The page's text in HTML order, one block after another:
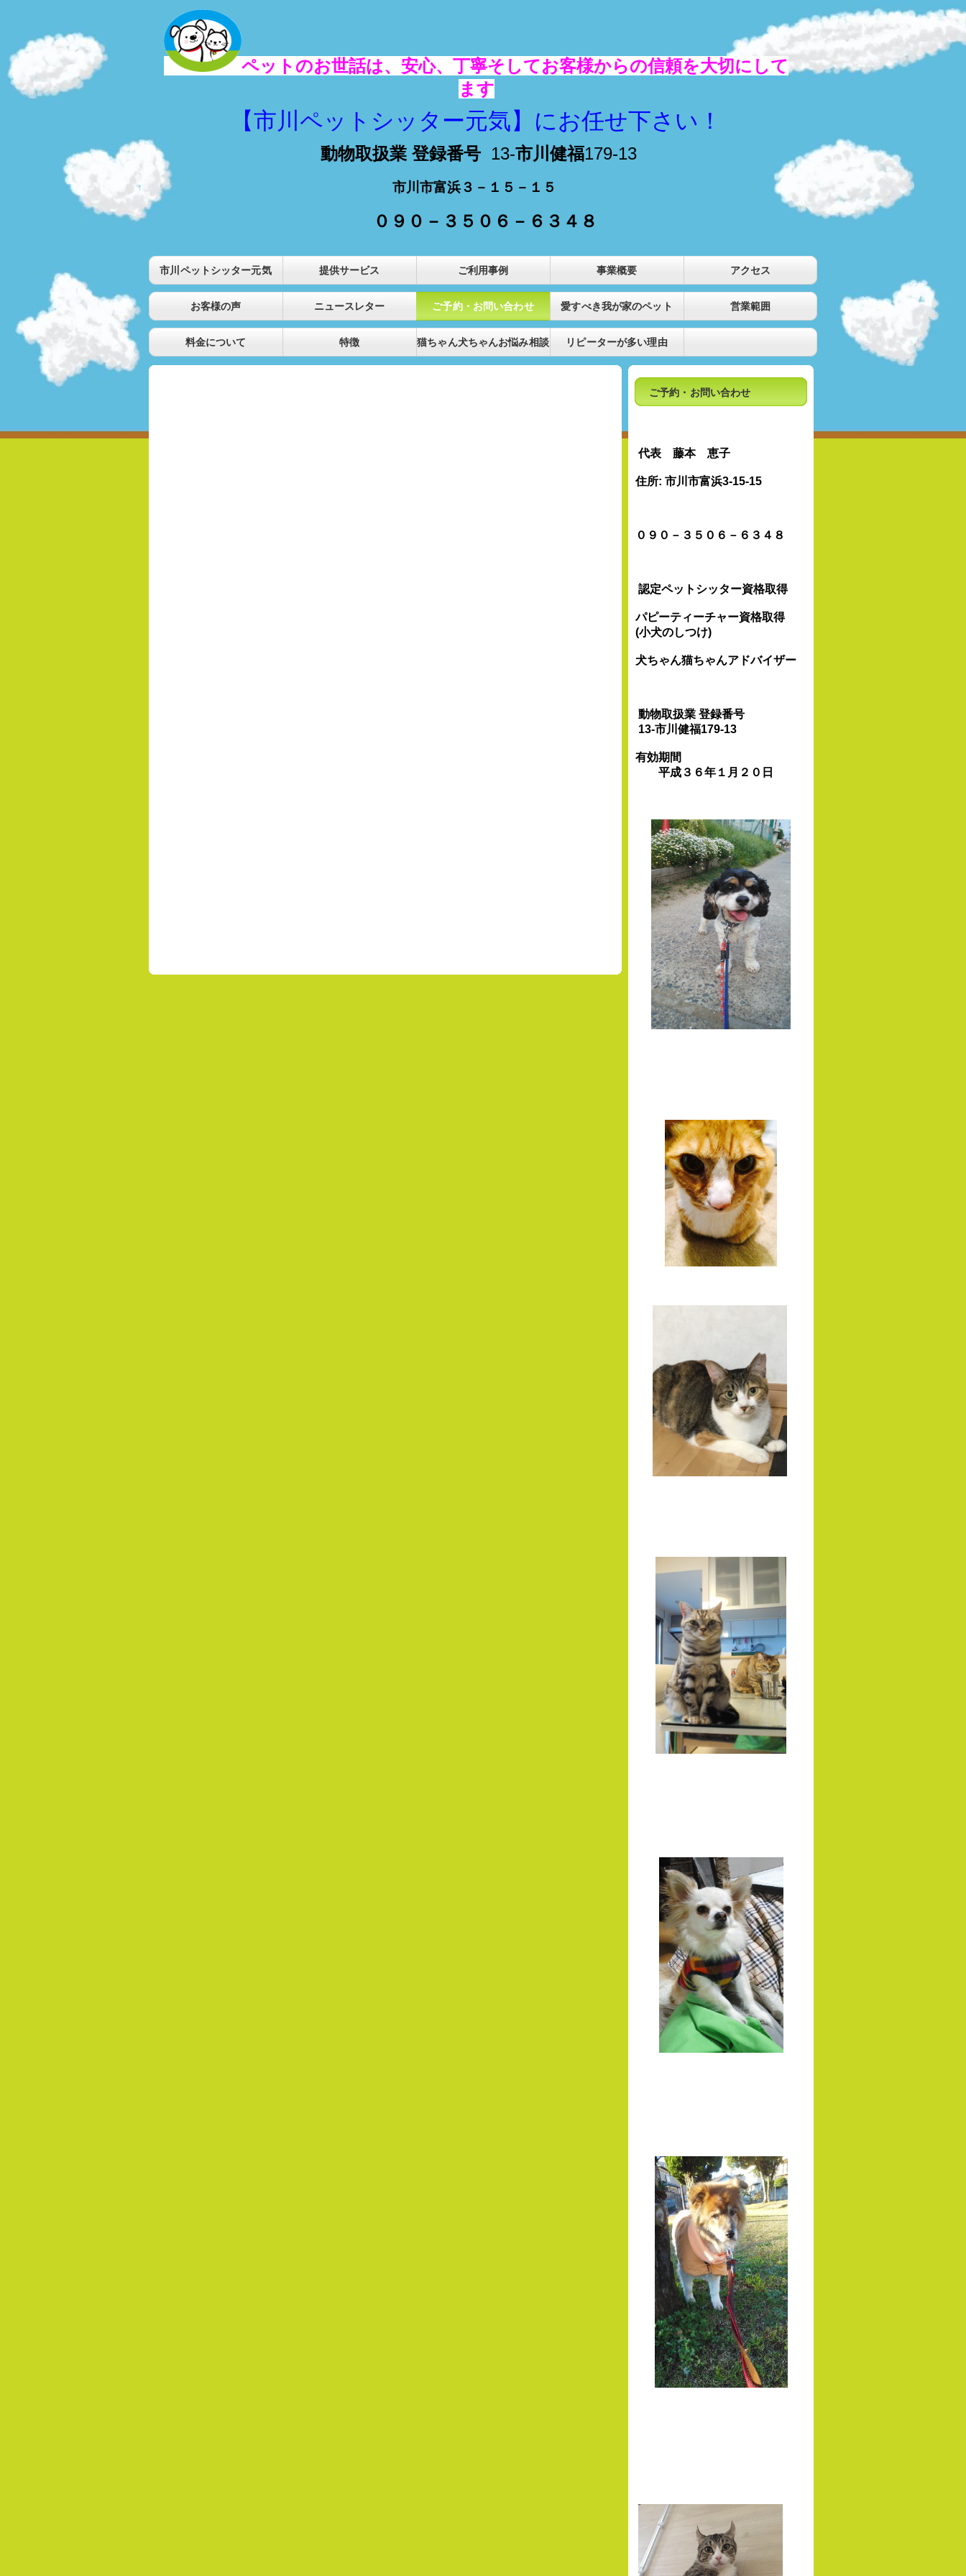
ペットのお世話は、安心、丁寧そしてお客様からの信頼を大切にして
ます
【市川ペットシッター元気】にお任せ下さい！
動物取扱業 登録番号 13-市川健福179-13
市川市富浜３－１５－１５
０９０－３５０６－６３４８
市川ペットシッター元気 提供サービス ご利用事例 事業概要 アクセス
お客様の声 ニュースレター ご予約・お問い合わせ 愛すべき我が家のペット 営業範囲
料金について 特徴 猫ちゃん犬ちゃんお悩み相談 リピーターが多い理由
ご予約・お問い合わせ
代表 藤本 恵子
住所: 市川市富浜3-15-15
０９０－３５０６－６３４８
認定ペットシッター資格取得
パピーティーチャー資格取得
(小犬のしつけ)
犬ちゃん猫ちゃんアドバイザー
動物取扱業 登録番号
13-市川健福179-13
有効期間
平成３６年１月２０日